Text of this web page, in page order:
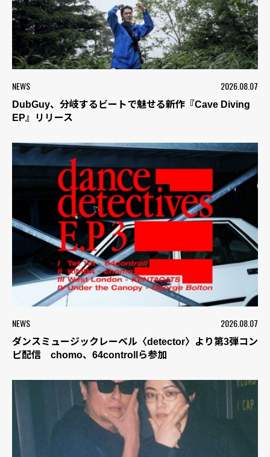
NEWS 2026.08.07
DubGuy、分岐するビートで魅せる新作『Cave Diving
EP』リリース
NEWS 2026.08.07
ダンスミュージックレーベル〈detector〉より第3弾コン
ピ配信 chomo、64controllら参加